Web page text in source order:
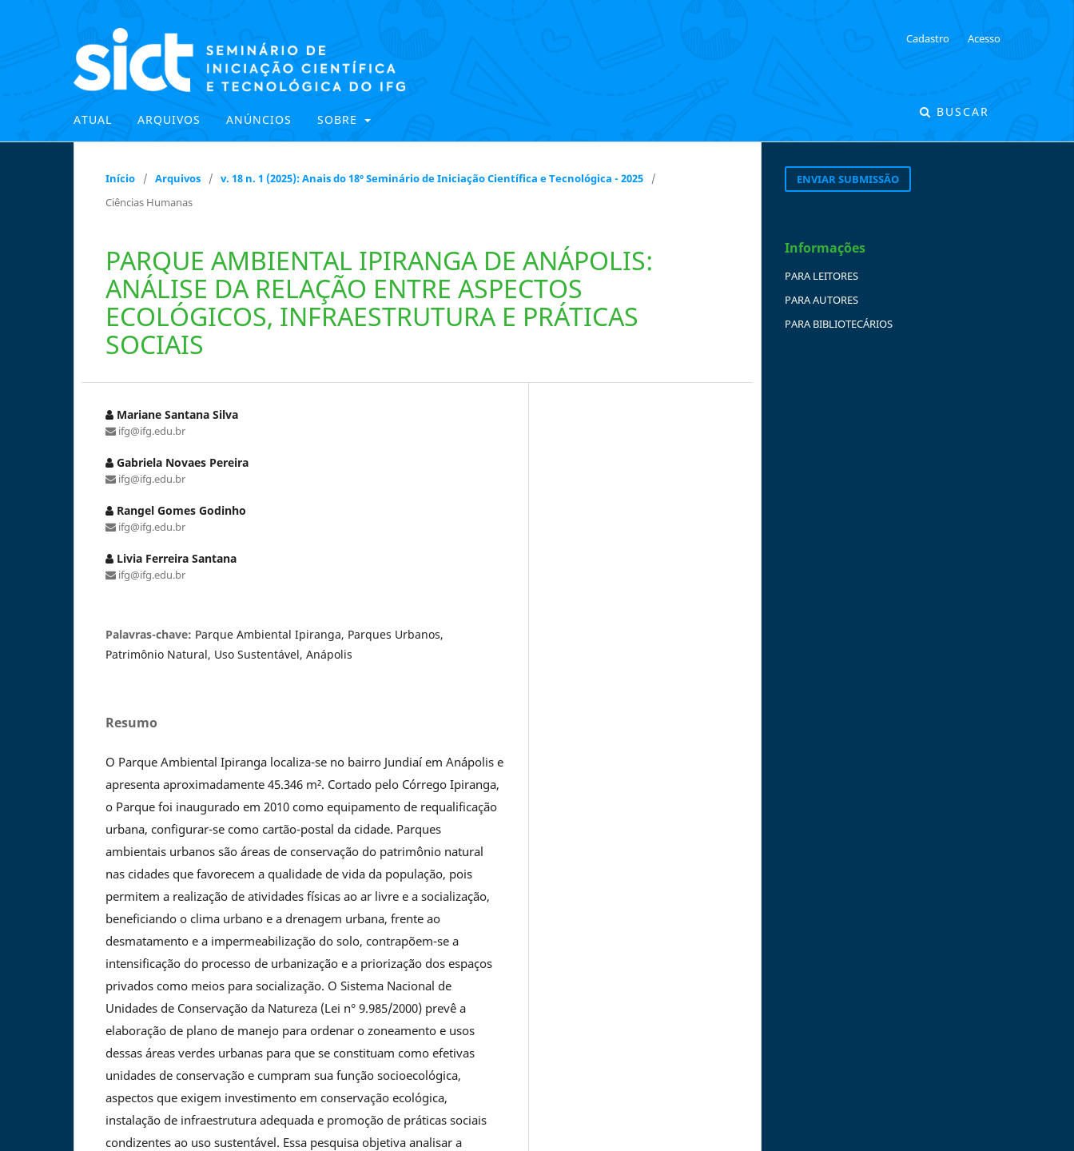
ATUAL ARQUIVOS ANÚNCIOS SOBRE
BUSCAR
Cadastro Acesso
Início / Arquivos / v. 18 n. 1 (2025): Anais do 18º Seminário de Iniciação Científica e Tecnológica - 2025
/
Ciências Humanas
PARQUE AMBIENTAL IPIRANGA DE ANÁPOLIS:
ANÁLISE DA RELAÇÃO ENTRE ASPECTOS
ECOLÓGICOS, INFRAESTRUTURA E PRÁTICAS
SOCIAIS
Mariane Santana Silva
ifg@ifg.edu.br
Gabriela Novaes Pereira
ifg@ifg.edu.br
Rangel Gomes Godinho
ifg@ifg.edu.br
Livia Ferreira Santana
ifg@ifg.edu.br
Palavras-chave: Parque Ambiental Ipiranga, Parques Urbanos,
Patrimônio Natural, Uso Sustentável, Anápolis
Resumo
O Parque Ambiental Ipiranga localiza-se no bairro Jundiaí em Anápolis e
apresenta aproximadamente 45.346 m². Cortado pelo Córrego Ipiranga,
o Parque foi inaugurado em 2010 como equipamento de requalificação
urbana, configurar-se como cartão-postal da cidade. Parques
ambientais urbanos são áreas de conservação do patrimônio natural
nas cidades que favorecem a qualidade de vida da população, pois
permitem a realização de atividades físicas ao ar livre e a socialização,
beneficiando o clima urbano e a drenagem urbana, frente ao
desmatamento e a impermeabilização do solo, contrapõem-se a
intensificação do processo de urbanização e a priorização dos espaços
privados como meios para socialização. O Sistema Nacional de
Unidades de Conservação da Natureza (Lei n° 9.985/2000) prevê a
elaboração de plano de manejo para ordenar o zoneamento e usos
dessas áreas verdes urbanas para que se constituam como efetivas
unidades de conservação e cumpram sua função socioecológica,
aspectos que exigem investimento em conservação ecológica,
instalação de infraestrutura adequada e promoção de práticas sociais
condizentes ao uso sustentável. Essa pesquisa objetiva analisar a
ENVIAR SUBMISSÃO
Informações
PARA LEITORES
PARA AUTORES
PARA BIBLIOTECÁRIOS